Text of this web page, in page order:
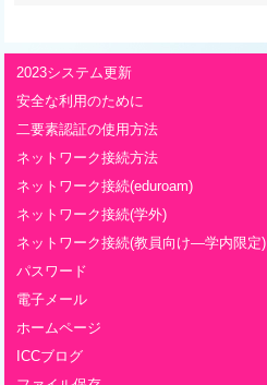
2023システム更新
安全な利用のために
二要素認証の使用方法
ネットワーク接続方法
ネットワーク接続(eduroam)
ネットワーク接続(学外)
ネットワーク接続(教員向け―学内限定)
パスワード
電子メール
ホームページ
ICCブログ